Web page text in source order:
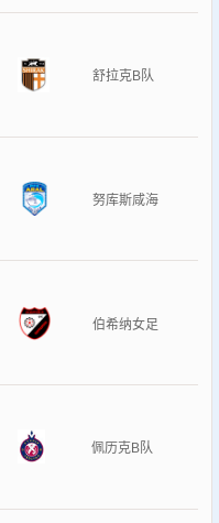
舒拉克B队
努库斯咸海
伯希纳女足
佩历克B队